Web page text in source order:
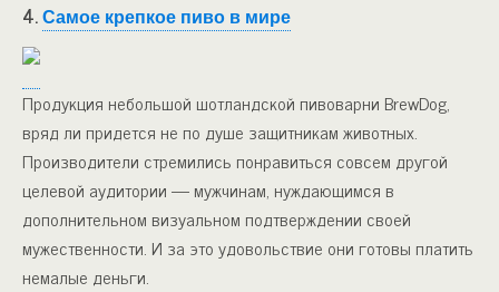
4.Самое крепкое пиво в мире
Продукция небольшой шотландской пивоварни BrewDog,
вряд ли придется не по душе защитникам животных.
Производители стремились понравиться совсем другой
целевой аудитории — мужчинам, нуждающимся в
дополнительном визуальном подтверждении своей
мужественности. И за это удовольствие они готовы платить
немалые деньги.